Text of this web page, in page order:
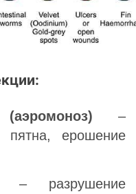
–
пятна, ерошение
– разрушение